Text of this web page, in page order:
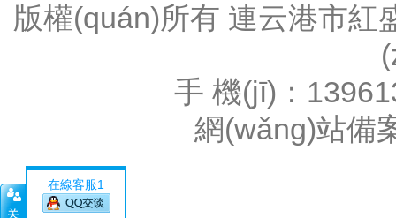
版權(quán)所有 連云港市紅
手 機(jī)：
網(wǎng)站備
在線客服1